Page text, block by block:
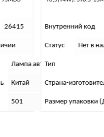
26496
х Ширина х Высота), см 7
Внутренний код
Статус Нет в
Тип
Страна-
Вес в упаковке, г